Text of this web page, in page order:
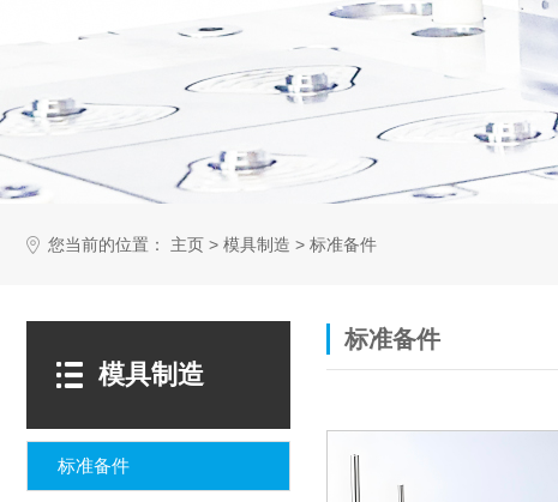
您当前的位置： 主页 > 模具制造 > 标准备件
模具制造
标准备件
标准备件